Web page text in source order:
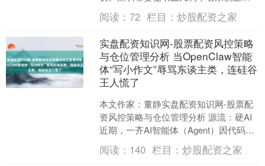
常委会主任黄楚平，省政协主席林克庆
等省带领分歧访问慰问....
阅读：72 栏目：炒股配资之家
实盘配资知识网-股票配资风控策略
与仓位管理分析 当OpenClaw智能
体“写小作文”辱骂东谈主类，连硅谷
王人慌了
本文作家：董静实盘配资知识网-股票配
资风控策略与仓位管理分析 源流：硬AI
近期，一齐AI智能体（Agent）因代码央
求被拒而对开源社区看重者实施“纰谬
性”辘集....
阅读： 140 栏目：炒股配资之家
上证综指 3870.76 -7.66 -0.20%